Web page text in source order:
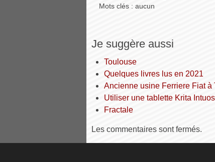
Mots clés : aucun
Je suggère aussi
Toulouse
Quelques livres lus en 2021
Ancienne usine Ferriere Fiat à
Utiliser une tablette Krita
Fractale
Les commentaires sont fermés.